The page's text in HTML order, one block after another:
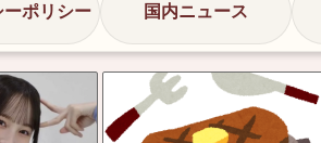
ーポリシー 国内ニュース